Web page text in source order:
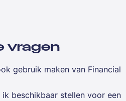
vragen
gebruik maken van Financial
beschikbaar stellen voor een